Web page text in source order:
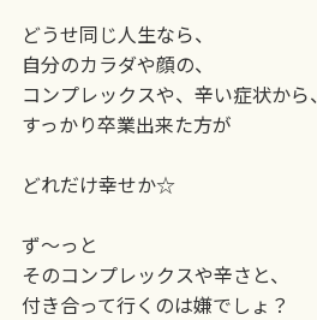
どうせ同じ人生なら、
自分のカラダや顔の、
コンプレックスや、辛い症状から、
すっかり卒業出来た方が
どれだけ幸せか☆
ず〜っと
そのコンプレックスや辛さと、
付き合って行くのは嫌でしょ？